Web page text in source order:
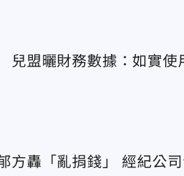
盟曬財務數據：如實使
方轟「亂捐錢」 經紀公